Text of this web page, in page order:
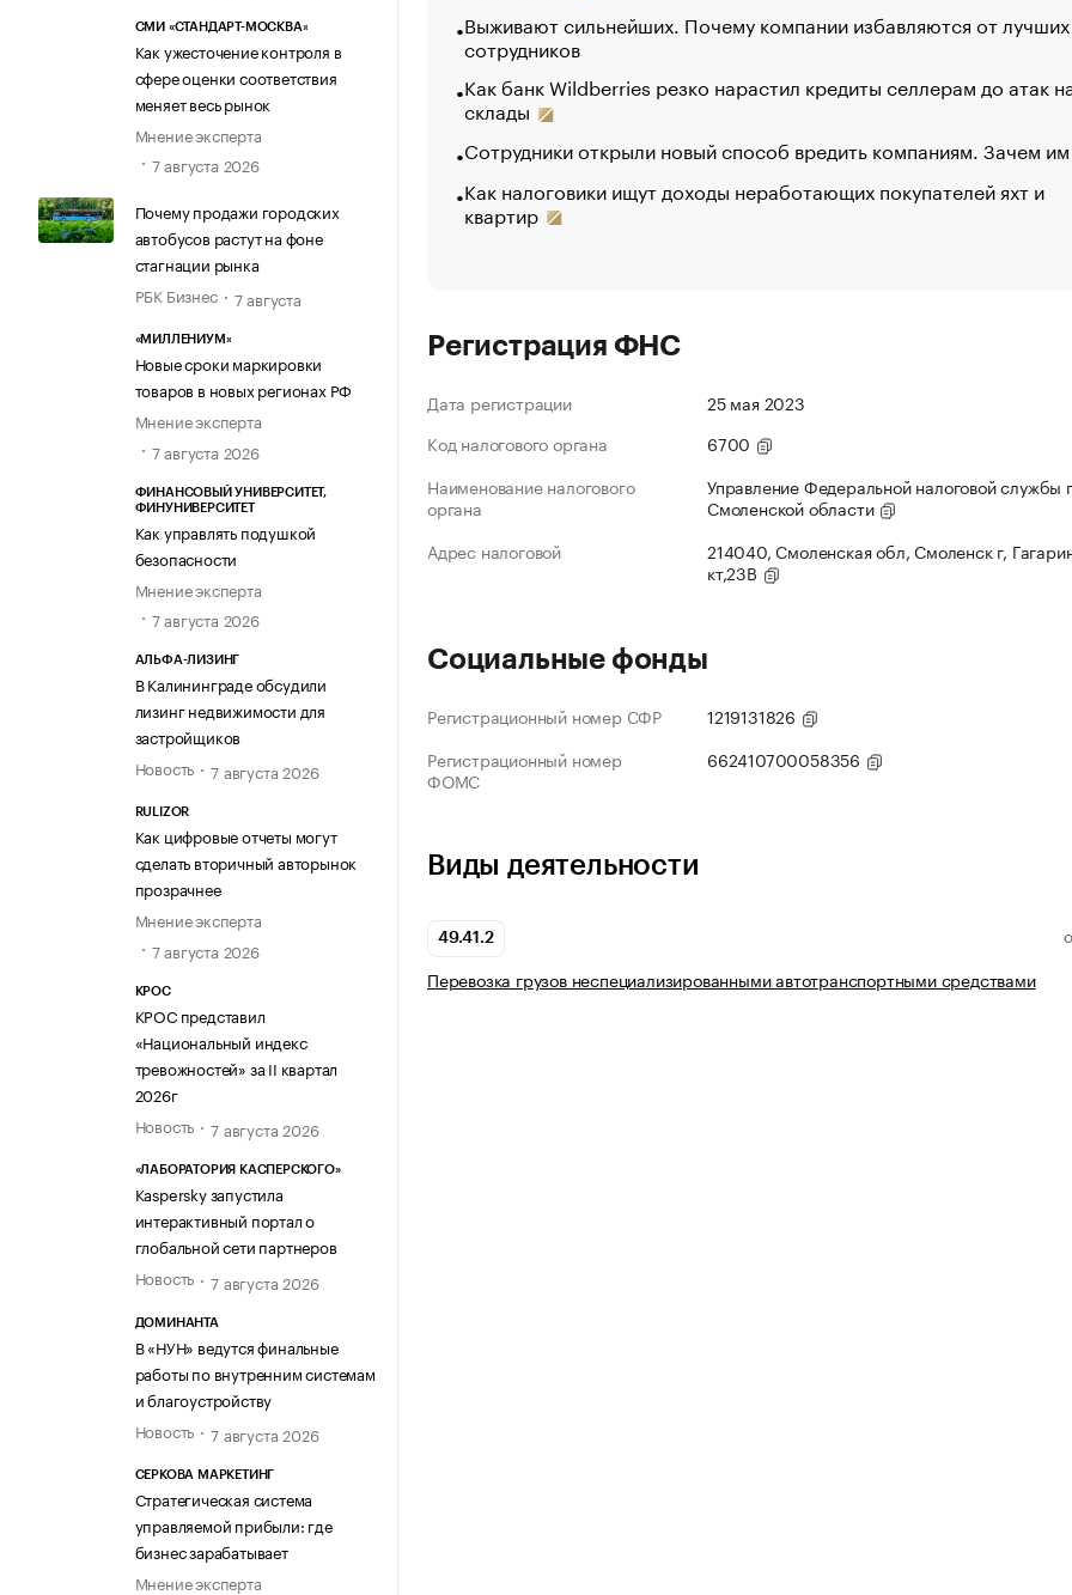
СМИ «СТАНДАРТ-МОСКВА»
Как ужесточение контроля в
сфере оценки соответствия
меняет весь рынок
Мнение эксперта
7 августа 2026
Почему продажи городских
автобусов растут на фоне
стагнации рынка
РБК Бизнес
7 августа
«МИЛЛЕНИУМ»
Новые сроки маркировки
товаров в новых регионах РФ
Мнение эксперта
7 августа 2026
ФИНАНСОВЫЙ УНИВЕРСИТЕТ,
ФИНУНИВЕРСИТЕТ
Как управлять подушкой
безопасности
Мнение эксперта
7 августа 2026
АЛЬФА-ЛИЗИНГ
В Калининграде обсудили
лизинг недвижимости для
застройщиков
Новость
7 августа 2026
RULIZOR
Как цифровые отчеты могут
сделать вторичный авторынок
прозрачнее
Мнение эксперта
7 августа 2026
КРОС
КРОС представил
«Национальный индекс
тревожностей» за II квартал
2026г
Новость
7 августа 2026
«ЛАБОРАТОРИЯ КАСПЕРСКОГО»
Kaspersky запустила
интерактивный портал о
глобальной сети партнеров
Новость
7 августа 2026
ДОМИНАНТА
В «НУН» ведутся финальные
работы по внутренним системам
и благоустройству
Новость
7 августа 2026
СЕРКОВА МАРКЕТИНГ
Стратегическая система
управляемой прибыли: где
бизнес зарабатывает
Мнение эксперта
Выживают сильнейших. Почему компании избавляются от лучших
сотрудников
Как банк Wildberries резко нарастил кредиты селлерам до атак
склады
Сотрудники открыли новый способ вредить компаниям. Зачем
Как налоговики ищут доходы неработающих покупателей яхт и
квартир
Регистрация ФНС
Дата регистрации
25 мая 2023
Код налогового органа
6700
Наименование налогового
органа
Управление Федеральной налоговой службы
Смоленской области
Адрес налоговой
214040, Смоленская обл, Смоленск г,
кт,23В
Социальные фонды
Регистрационный номер СФР
1219131826
Регистрационный номер
ФОМС
662410700058356
Виды деятельности
49.41.2
Перевозка грузов неспециализированными автотранспортными средствами